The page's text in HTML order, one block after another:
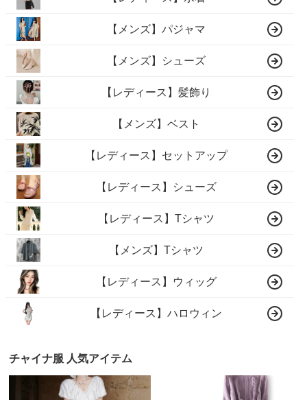
【メンズ】パジャマ
【メンズ】シューズ
【レディース】髪飾り
【メンズ】ベスト
【レディース】セットアップ
【レディース】シューズ
【レディース】Tシャツ
【メンズ】Tシャツ
【レディース】ウィッグ
【レディース】ハロウィン
チャイナ服 人気アイテム